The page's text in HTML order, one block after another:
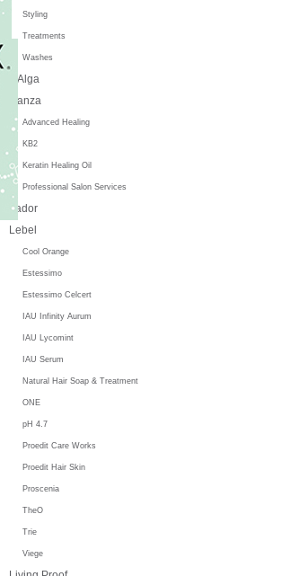
Styling
Treatments
Washes
L'Alga
L'anza
Advanced Healing
KB2
Keratin Healing Oil
Professional Salon Services
Lador
Lebel
Cool Orange
Estessimo
Estessimo Celcert
IAU Infinity Aurum
IAU Lycomint
IAU Serum
Natural Hair Soap & Treatment
ONE
pH 4.7
Proedit Care Works
Proedit Hair Skin
Proscenia
TheO
Trie
Viege